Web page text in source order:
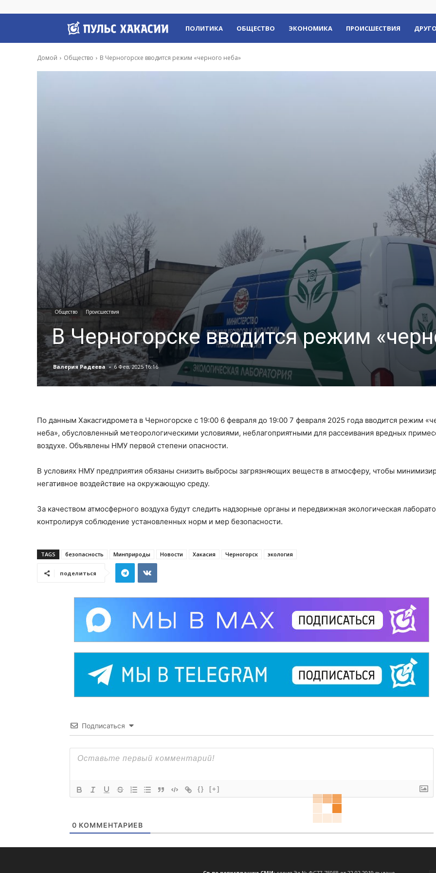
Пульс
Хакасии
ПОЛИТИКА ОБЩЕСТВО ЭКОНОМИКА ПРОИСШЕСТВИЯ
Домой Общество В Черногорске вводится режим «черного неба»
Общество Происшествия
В Черногорске вводится режим
Валерия Радеева - 6 Фев, 2025 16:16
По данным Хакасгидромета в Черногорске с 19:00 6 февраля до 19:00 7 февраля 2025 года вводится режим
неба», обусловленный метеорологическими условиями, неблагоприятными для рассеивания вредных
воздухе. Объявлены НМУ первой степени опасности.
В условиях НМУ предприятия обязаны снизить выбросы загрязняющих веществ в атмосферу, чтобы
негативное воздействие на окружающую среду.
За качеством атмосферного воздуха будут следить надзорные органы и передвижная экологическая
контролируя соблюдение установленных норм и мер безопасности.
TAGS безопасность Минприроды Новости Хакасия Черногорск экология
поделиться
Подписаться
{} [+]
0 КОММЕНТАРИЕВ